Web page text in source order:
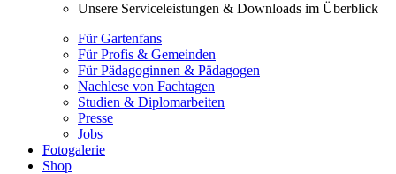
Unsere Serviceleistungen & Downloads im Überblick
Für Gartenfans
Für Profis & Gemeinden
Für Pädagoginnen & Pädagogen
Nachlese von Fachtagen
Studien & Diplomarbeiten
Presse
Jobs
Fotogalerie
Shop